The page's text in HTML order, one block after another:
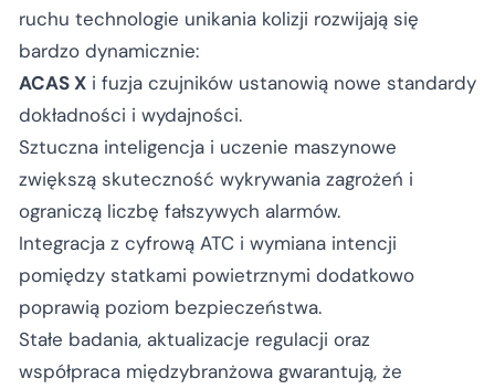
ruchu technologie unikania kolizji rozwijają się
bardzo dynamicznie:
ACAS X i fuzja czujników ustanowią nowe standardy
dokładności i wydajności.
Sztuczna inteligencja i uczenie maszynowe
zwiększą skuteczność wykrywania zagrożeń i
ograniczą liczbę fałszywych alarmów.
Integracja z cyfrową ATC i wymiana intencji
pomiędzy statkami powietrznymi dodatkowo
poprawią poziom bezpieczeństwa.
Stałe badania, aktualizacje regulacji oraz
współpraca międzybranżowa gwarantują, że